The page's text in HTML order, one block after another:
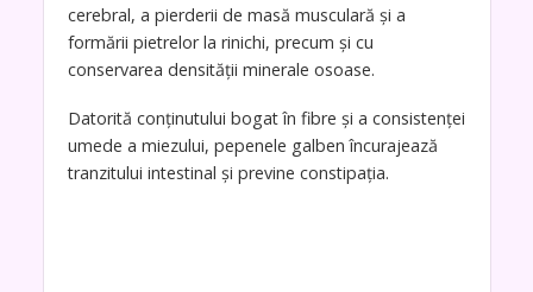
cerebral, a pierderii de masă musculară și a
formării pietrelor la rinichi, precum și cu
conservarea densității minerale osoase.
Datorită conținutului bogat în fibre și a consistenței
umede a miezului, pepenele galben încurajează
tranzitului intestinal și previne constipația.